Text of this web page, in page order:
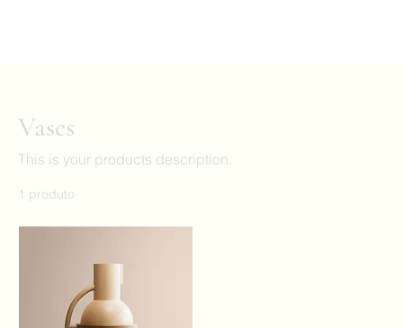
Vases
This is your products description.
1 produto